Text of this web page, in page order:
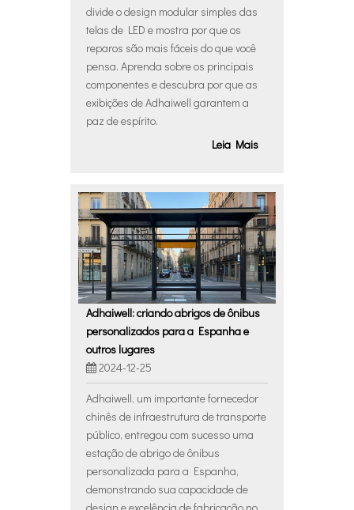
divide o design modular simples das
telas de LED e mostra por que os
reparos são mais fáceis do que você
pensa. Aprenda sobre os principais
componentes e descubra por que as
exibições de Adhaiwell garantem a
paz de espírito.
Leia Mais
Adhaiwell: criando abrigos de ônibus
personalizados para a Espanha e
outros lugares
2024-12-25
Adhaiwell, um importante fornecedor
chinês de infraestrutura de transporte
público, entregou com sucesso uma
estação de abrigo de ônibus
personalizada para a Espanha,
demonstrando sua capacidade de
design e excelência de fabricação no